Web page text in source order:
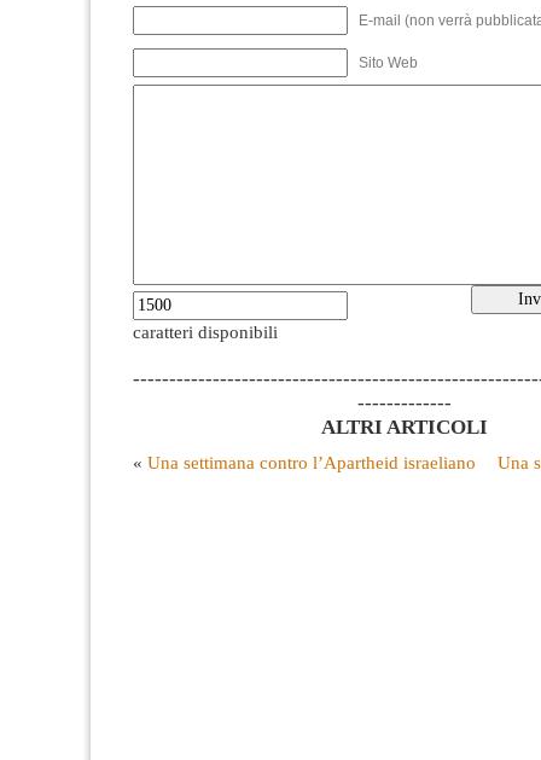
E-mail (non verrà
Sito Web
caratteri disponibili
-------------
ALTRI ARTICOLI
« Una settimana contro l’Apartheid israeliano Una